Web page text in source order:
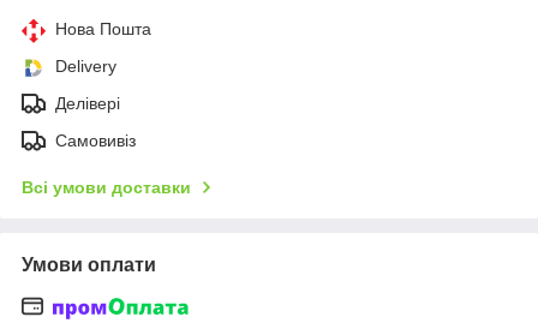
Нова Пошта
Delivery
Делівері
Самовивіз
Всі умови доставки
Умови оплати